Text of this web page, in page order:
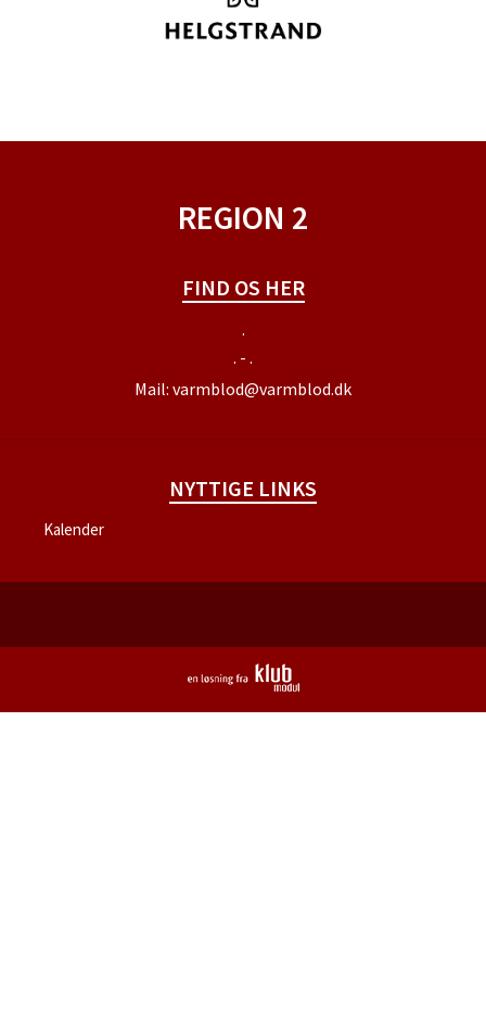
REGION 2
FIND OS HER
.
. - .
Mail: varmblod@varmblod.dk
NYTTIGE LINKS
Kalender